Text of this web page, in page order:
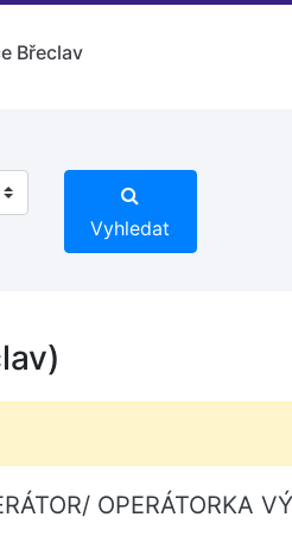
Břeclav
Vyhledat
OPERÁTORKA